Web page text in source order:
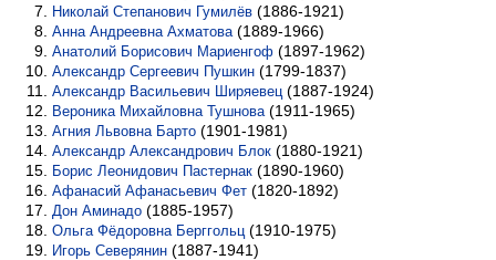
Николай Степанович Гумилёв (1886-1921)
Анна Андреевна Ахматова (1889-1966)
Анатолий Борисович Мариенгоф (1897-1962)
Александр Сергеевич Пушкин (1799-1837)
Александр Васильевич Ширяевец (1887-1924)
Вероника Михайловна Тушнова (1911-1965)
Агния Львовна Барто (1901-1981)
Александр Александрович Блок (1880-1921)
Борис Леонидович Пастернак (1890-1960)
Афанасий Афанасьевич Фет (1820-1892)
Дон Аминадо (1885-1957)
Ольга Фёдоровна Берггольц (1910-1975)
Игорь Северянин (1887-1941)